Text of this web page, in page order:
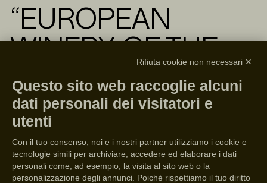
“EUROPEAN
WINERY OF THE
YEAR” NELLA
PREMIAZIONE
WINE STAR
AWARDS
Rifiuta cookie non necessari ✕
Questo sito web raccoglie alcuni
dati personali dei visitatori e
utenti
Con il tuo consenso, noi e i nostri partner utilizziamo i cookie e
tecnologie simili per archiviare, accedere ed elaborare i dati
personali come, ad esempio, la visita al sito web o la
personalizzazione degli annunci. Poiché rispettiamo il tuo diritto